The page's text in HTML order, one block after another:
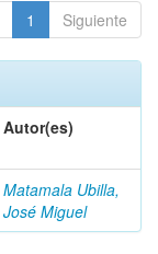
1 Siguiente
Autor(es)
Matamala Ubilla,
José Miguel